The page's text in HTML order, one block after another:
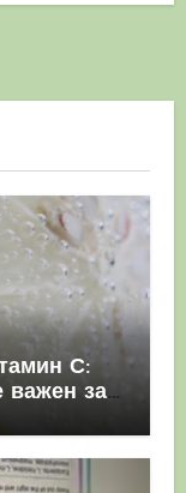
С:
важен за